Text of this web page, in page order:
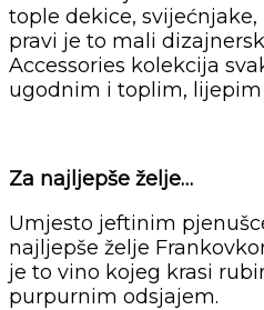
tople dekice, svijećnjake,
pravi je to mali
Accessories kolekcija
ugodnim i toplim, lijepim
Za najljepše želje…
Umjesto jeftinim
najljepše želje
je to vino kojeg krasi
purpurnim odsjajem.